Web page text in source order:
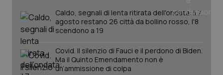
Caldo, segnali di lenta ritirata dell'ondata: il 7
agosto restano 26 città da bollino rosso, l'8
scendono a 19
Covid. Il silenzio di Fauci e il perdono di Biden.
Ma il Quinto Emendamento non è
un’ammissione di colpa